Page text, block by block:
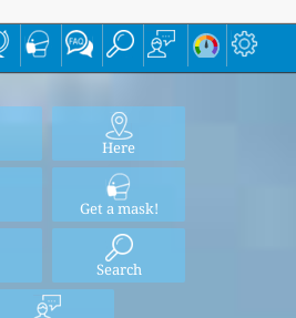
Here
Get a mask!
Search